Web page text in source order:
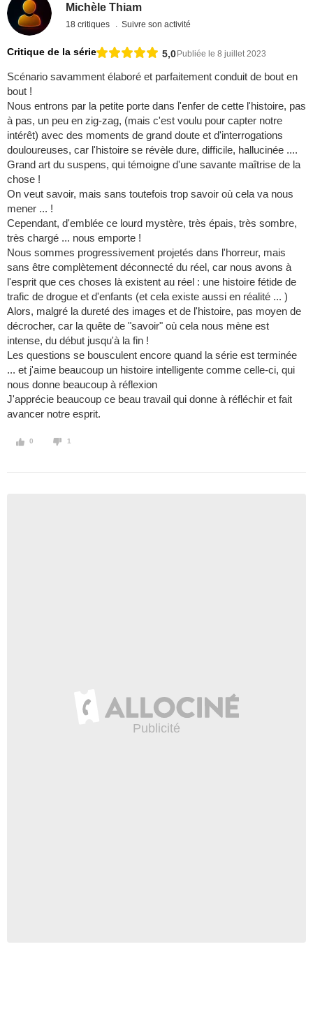
Michèle Thiam
18 critiques Suivre son activité
Critique de la série 5,0Publiée le 8 juillet 2023
Scénario savamment élaboré et parfaitement conduit de bout en
bout !
Nous entrons par la petite porte dans l'enfer de cette l'histoire, pas
à pas, un peu en zig-zag, (mais c'est voulu pour capter notre
intérêt) avec des moments de grand doute et d'interrogations
douloureuses, car l'histoire se révèle dure, difficile, hallucinée ....
Grand art du suspens, qui témoigne d'une savante maîtrise de la
chose !
On veut savoir, mais sans toutefois trop savoir où cela va nous
mener ... !
Cependant, d'emblée ce lourd mystère, très épais, très sombre,
très chargé ... nous emporte !
Nous sommes progressivement projetés dans l'horreur, mais
sans être complètement déconnecté du réel, car nous avons à
l'esprit que ces choses là existent au réel : une histoire fétide de
trafic de drogue et d'enfants (et cela existe aussi en réalité ... )
Alors, malgré la dureté des images et de l'histoire, pas moyen de
décrocher, car la quête de "savoir" où cela nous mène est
intense, du début jusqu'à la fin !
Les questions se bousculent encore quand la série est terminée
... et j'aime beaucoup un histoire intelligente comme celle-ci, qui
nous donne beaucoup à réflexion
J'apprécie beaucoup ce beau travail qui donne à réfléchir et fait
avancer notre esprit.
0 1